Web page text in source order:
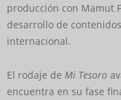
producción con Mamut
desarrollo de
internacional.
El rodaje de Mi Tesoro
encuentra en su fase